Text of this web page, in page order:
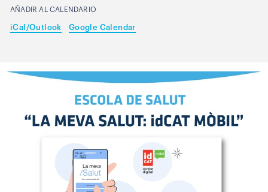
AÑADIR AL CALENDARIO
iCal/Outlook Google Calendar